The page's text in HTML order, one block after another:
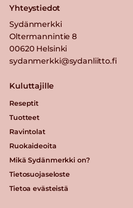
Yhteystiedot
Sydänmerkki
Oltermannintie 8
00620 Helsinki
sydanmerkki@sydanliitto.fi
Kuluttajille
Reseptit
Tuotteet
Ravintolat
Ruokaideoita
Mikä Sydänmerkki on?
Tietosuojaseloste
Tietoa evästeistä